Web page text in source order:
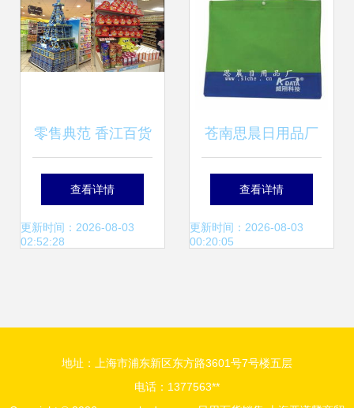
零售典范 香江百货
走红，解码其商品
陈列的销售魔力
查看详情
更新时间：2026-08-03
02:52:28
苍南思晨日用品厂
专注打造优质广告
礼品，开启日用百
查看详情
更新时间：2026-08-03
00:20:05
地址：上海市浦东新区东方路3601号7号楼五层
电话：1377563**